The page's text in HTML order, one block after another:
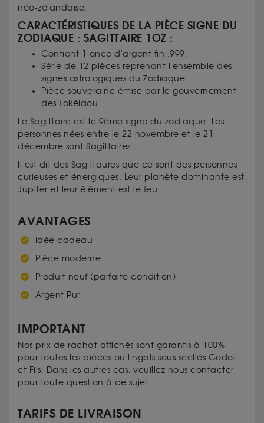
néo-zélandaise.
CARACTÉRISTIQUES DE LA PIÈCE SIGNE DU
ZODIAQUE : SAGITTAIRE 1OZ :
Contient 1 once d'argent fin .999.
Série de 12 pièces reprenant l'ensemble des
signes astrologiques du Zodiaque
Pièce souveraine émise par le gouvernement
des Tokélaou.
Le Sagittaire est le 9ème signe du zodiaque. Les
personnes nées entre le 22 novembre et le 21
décembre sont Sagittaires.
Il est dit des Sagittaures que ce sont des personnes
curieuses et énergiques. Leur planète dominante est
Jupiter et leur élément est le feu.
AVANTAGES
Idée cadeau
Pièce moderne
Produit neuf (parfaite condition)
Argent Pur
IMPORTANT
Nos prix de rachat affichés sont garantis à 100%
pour toutes les pièces ou lingots sous scellés Godot
et Fils. Dans les autres cas, veuillez nous contacter
pour toute question à ce sujet.
TARIFS DE LIVRAISON